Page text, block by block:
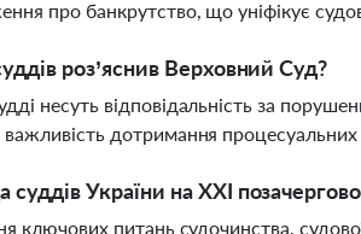
про банкрутство, що уніфікує
роз’яснив Верховний Суд?
несуть відповідальність за
дотримання
України на ХХІ
ключових питань судочинства,